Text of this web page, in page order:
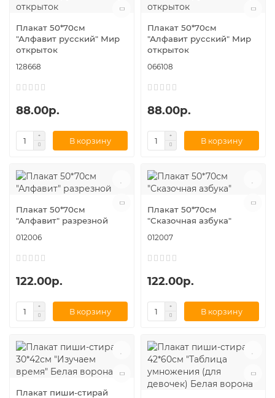
Плакат 50*70см
"Алфавит русский" Мир
открыток
128668
88.00р.
В корзину
Плакат 50*70см
"Алфавит русский" Мир
открыток
066108
88.00р.
В корзину
Плакат 50*70см
"Алфавит" разрезной
012006
122.00р.
В корзину
Плакат 50*70см
"Сказочная азбука"
012007
122.00р.
В корзину
Плакат пиши-стирай